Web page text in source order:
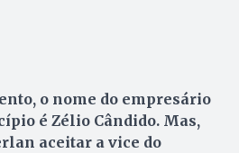
o nome do empresário
é Zélio Cândido. Mas,
aceitar a vice do